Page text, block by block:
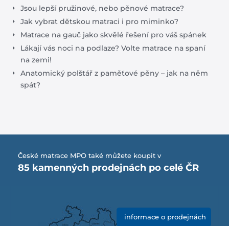
Jsou lepší pružinové, nebo pěnové matrace?
Jak vybrat dětskou matraci i pro miminko?
Matrace na gauč jako skvělé řešení pro váš spánek
Lákají vás noci na podlaze? Volte matrace na spaní
na zemi!
Anatomický polštář z paměťové pěny – jak na něm
spát?
České matrace MPO také můžete koupit v
85 kamenných prodejnách po celé ČR
informace o prodejnách